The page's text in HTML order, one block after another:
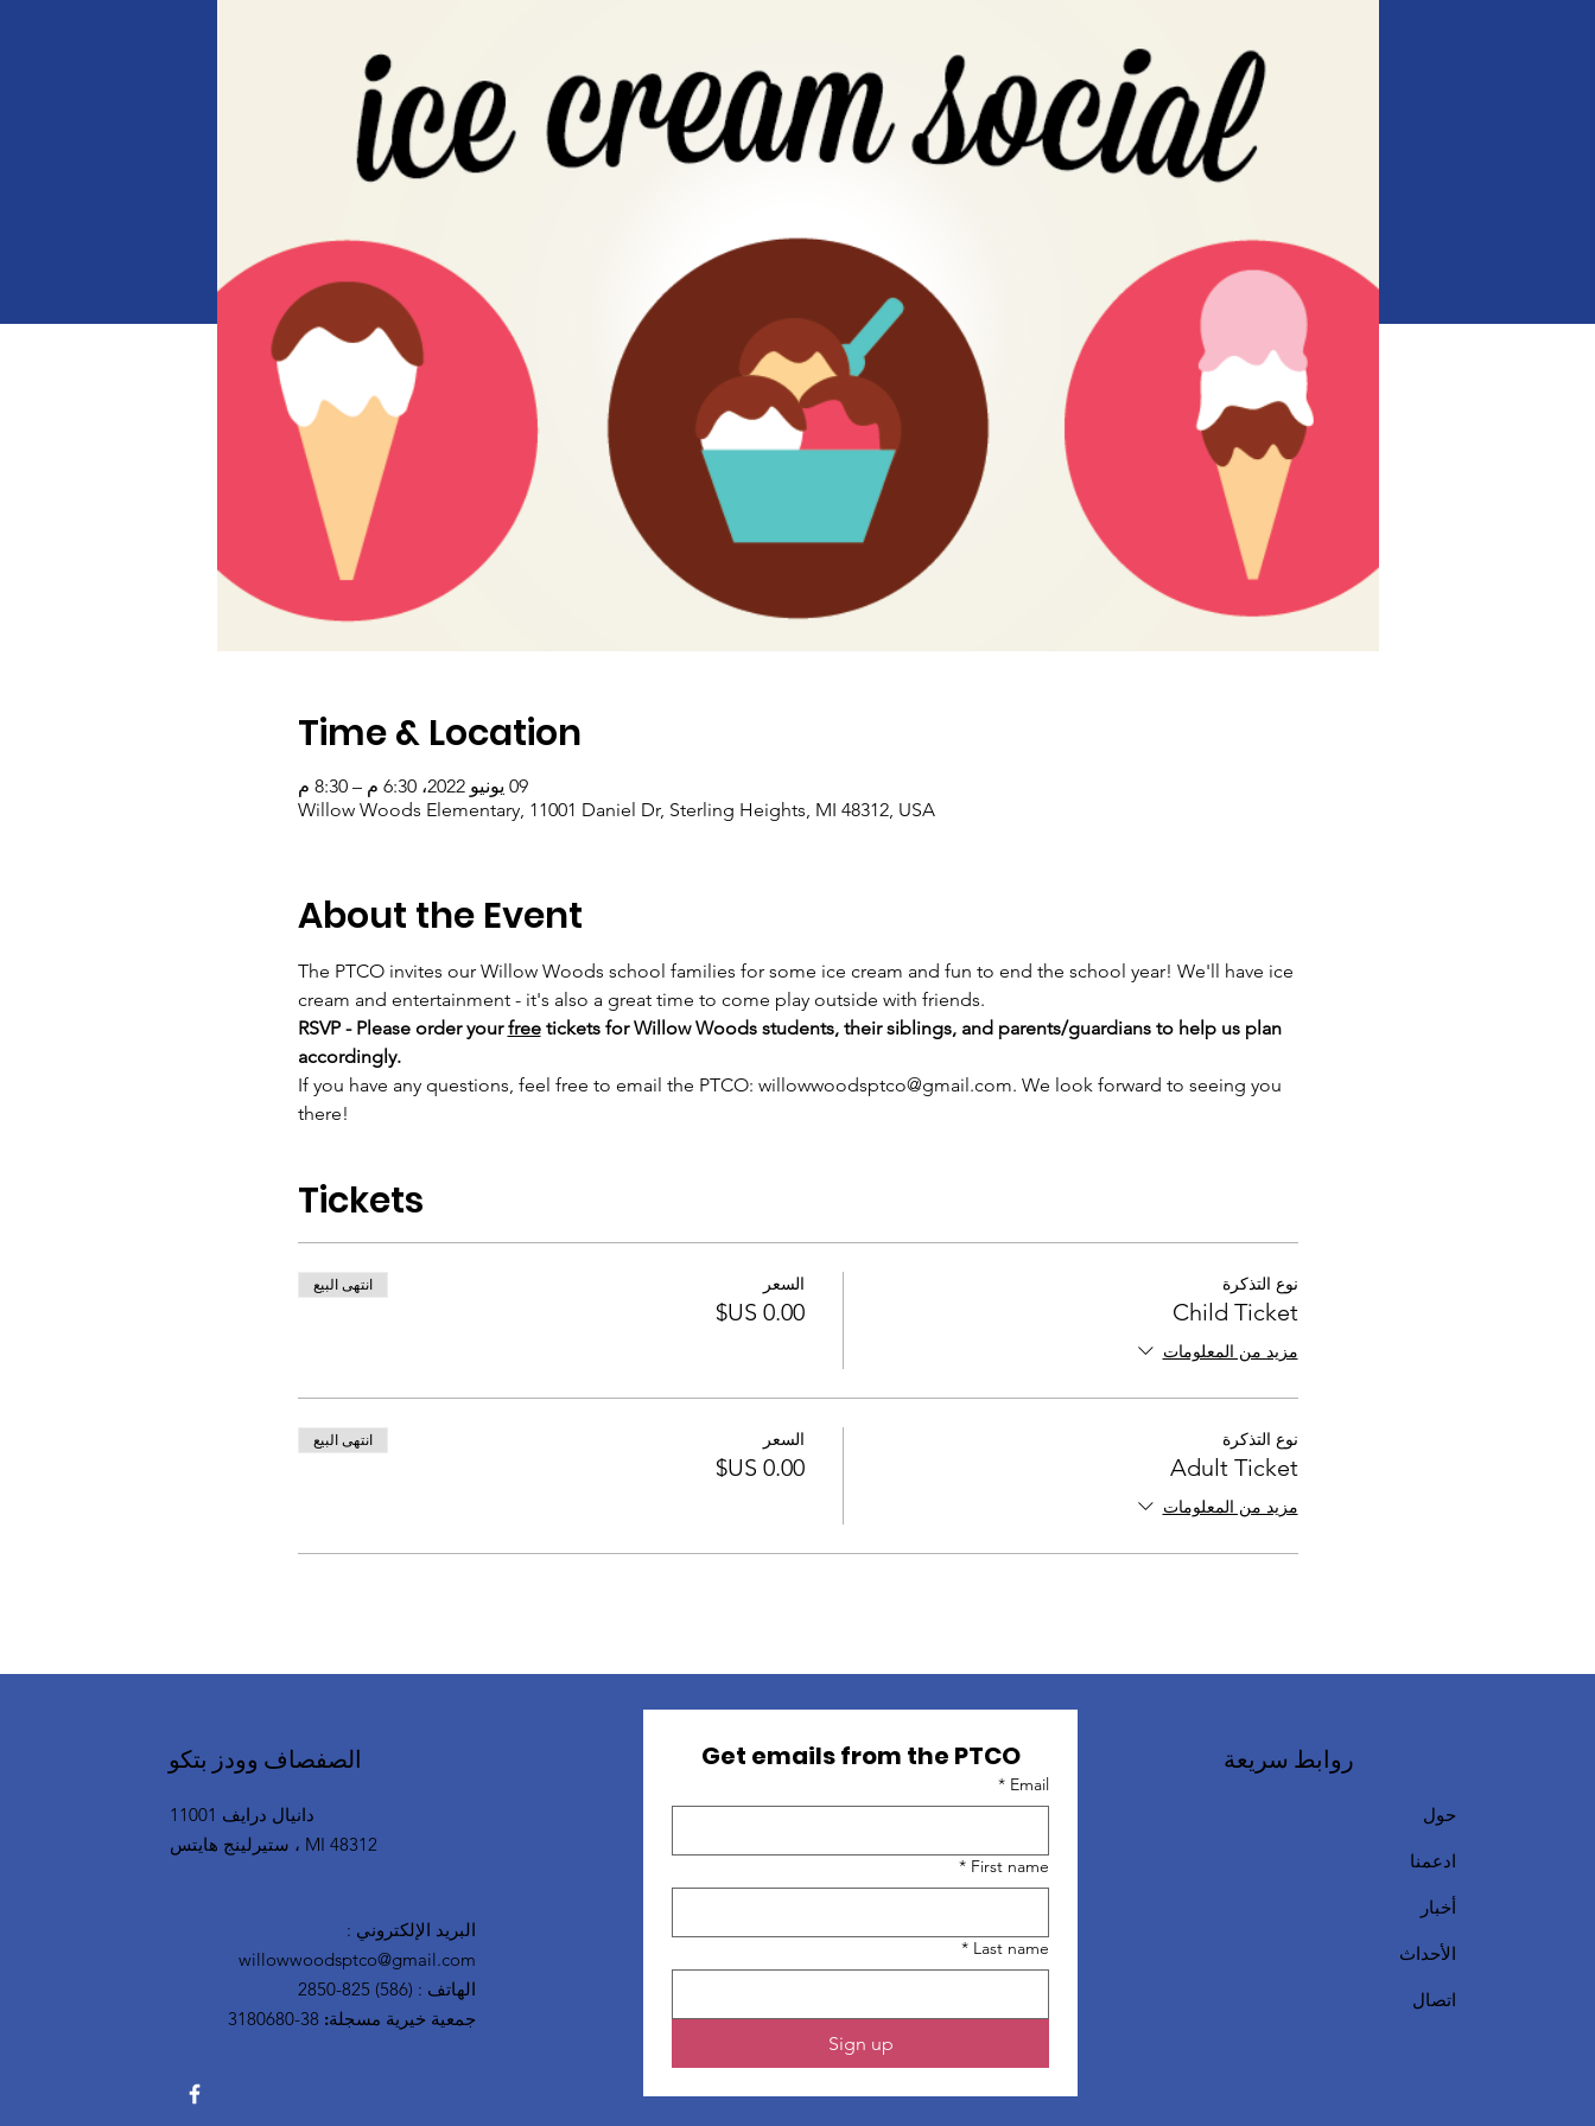
Time & Location
09 يونيو 2022، 6:30 م – 8:30 م
Willow Woods Elementary, 11001 Daniel Dr, Sterling Heights, MI 48312, USA
About the Event
The PTCO invites our Willow Woods school families for some ice cream and fun to end the school year! We'll have ice
cream and entertainment - it's also a great time to come play outside with friends.
RSVP - Please order your free tickets for Willow Woods students, their siblings, and parents/guardians to help us plan
accordingly.
If you have any questions, feel free to email the PTCO: willowwoodsptco@gmail.com. We look forward to seeing you
there!
Tickets
نوع التذكرة
Child Ticket
مزيد من المعلومات
السعر انتهى البيع
نوع التذكرة
Adult Ticket
مزيد من المعلومات
السعر انتهى البيع
الصفصاف وودز بتكو
11001 دانيال درايف
ستيرلينج هايتس ، MI 48312
البريد الإلكتروني :
willowwoodsptco@gmail.com
الهاتف :
(586) 825-2850
جمعية خيرية مسجلة:
Get emails from the PTCO
Email
*
First name
*
Last name
*
Sign up
روابط سريعة
حول
ادعمنا
أخبار
الأحداث
اتصال